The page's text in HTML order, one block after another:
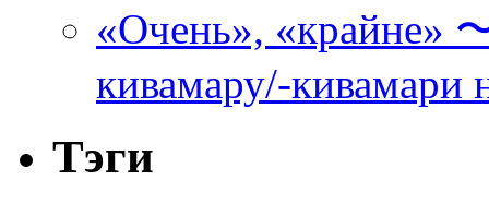
«Очень», «крайне»
кивамару/-кивамари
Тэги